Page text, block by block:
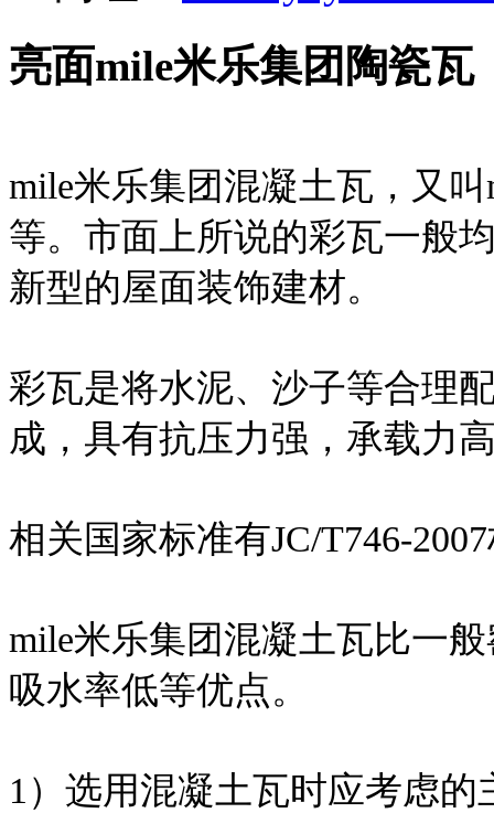
亮面mile米乐集团陶瓷瓦
mile米乐集团混凝土瓦，又
等。市面上所说的彩瓦一般
新型的屋面装饰建材。
彩瓦是将水泥、沙子等合理
成，具有抗压力强，承载力
相关国家标准有JC/T746-
mile米乐集团混凝土瓦比一
吸水率低等优点。
1）选用混凝土瓦时应考虑